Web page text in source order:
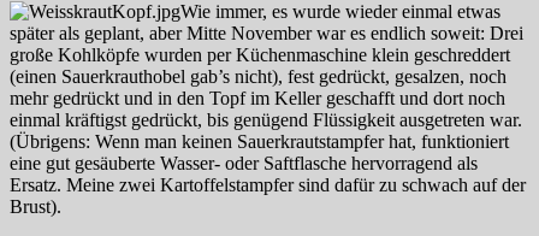
Wie immer, es wurde wieder einmal etwas
später als geplant, aber Mitte November war es endlich soweit: Drei
große Kohlköpfe wurden per Küchenmaschine klein geschreddert
(einen Sauerkrauthobel gab’s nicht), fest gedrückt, gesalzen, noch
mehr gedrückt und in den Topf im Keller geschafft und dort noch
einmal kräftigst gedrückt, bis genügend Flüssigkeit ausgetreten war.
(Übrigens: Wenn man keinen Sauerkrautstampfer hat, funktioniert
eine gut gesäuberte Wasser- oder Saftflasche hervorragend als
Ersatz. Meine zwei Kartoffelstampfer sind dafür zu schwach auf der
Brust).